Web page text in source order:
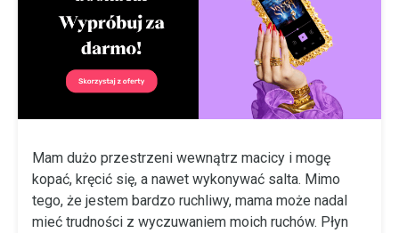
Mam dużo przestrzeni wewnątrz macicy i mogę
kopać, kręcić się, a nawet wykonywać salta. Mimo
tego, że jestem bardzo ruchliwy, mama może nadal
mieć trudności z wyczuwaniem moich ruchów. Płyn